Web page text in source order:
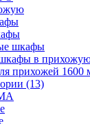
шкафы
в
прихожей 1600
(13)